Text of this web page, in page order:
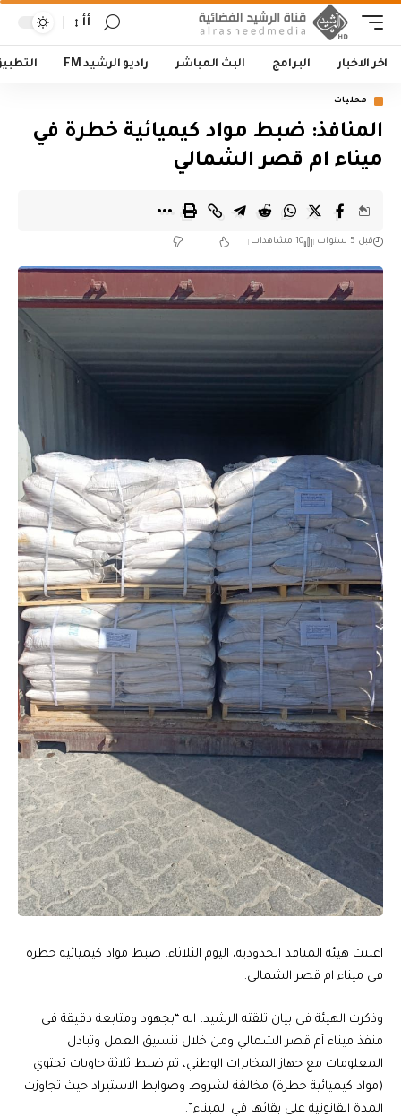
أأ
اخر الاخبار البرامج البث المباشر راديو الرشيد FM
محليات
المنافذ: ضبط مواد كيميائية خطرة في
ميناء ام قصر الشمالي
قبل 5 سنوات 10 مشاهدات
اعلنت هيئة المنافذ الحدودية، اليوم الثلاثاء، ضبط مواد كيميائية خطرة
في ميناء ام قصر الشمالي.
وذكرت الهيئة في بيان تلقته الرشيد، انه “بجهود ومتابعة دقيقة في
منفذ ميناء أم قصر الشمالي ومن خلال تنسيق العمل وتبادل
المعلومات مع جهاز المخابرات الوطني، تم ضبط ثلاثة حاويات تحتوي
(مواد كيميائية خطرة) مخالفة لشروط وضوابط الاستيراد حيث تجاوزت
المدة القانونية على بقائها في الميناء”.